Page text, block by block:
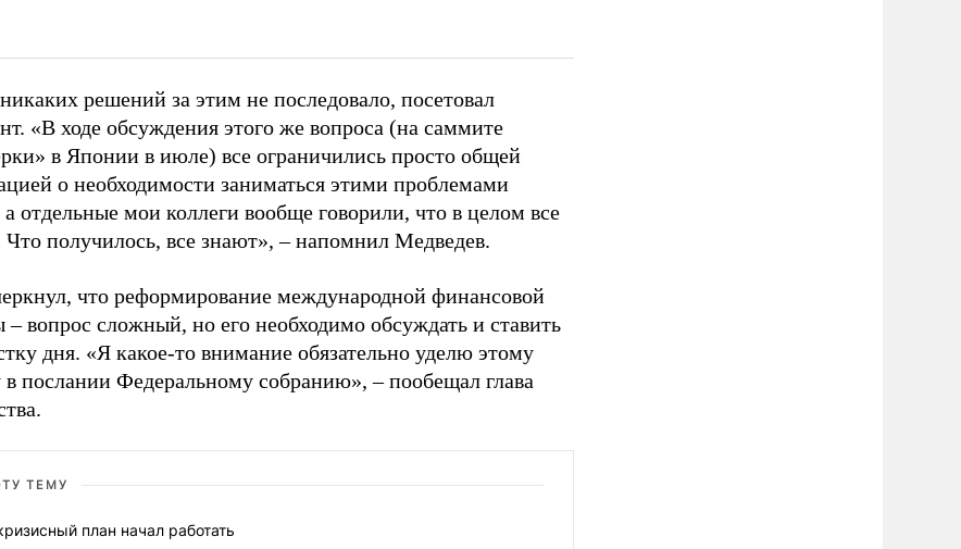
решений за этим не последовало, посетовал
«В ходе обсуждения этого же вопроса (на саммите
в Японии в июле) все ограничились просто общей
о необходимости заниматься этими проблемами
отдельные мои коллеги вообще говорили, что в целом все
получилось, все знают», – напомнил Медведев.
что реформирование международной финансовой
– вопрос сложный, но его необходимо обсуждать и ставить
дня. «Я какое-то внимание обязательно уделю этому
в послании Федеральному собранию», – пообещал глава
ТЕМУ
план начал работать